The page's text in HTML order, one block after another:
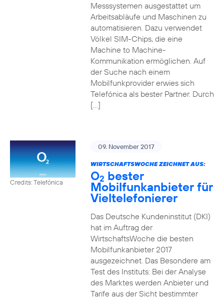
Messsystemen ausgestattet um
Arbeitsabläufe und Maschinen zu
automatisieren. Dazu verwendet
Völkel SIM-Chips, die eine
Machine to Machine-
Kommunikation ermöglichen. Auf
der Suche nach einem
Mobilfunkprovider erwies sich
Telefónica als bester Partner. Durch
[…]
Credits: Telefónica
09. November 2017
WIRTSCHAFTSWOCHE ZEICHNET AUS:
O2 bester
Mobilfunkanbieter für
Vieltelefonierer
Das Deutsche Kundeninstitut (DKI)
hat im Auftrag der
WirtschaftsWoche die besten
Mobilfunkanbieter 2017
ausgezeichnet. Das Besondere am
Test des Instituts: Bei der Analyse
des Marktes werden Anbieter und
Tarife aus der Sicht bestimmter